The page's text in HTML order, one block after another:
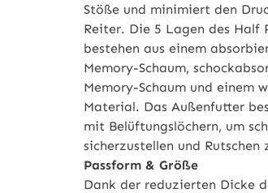
Stöße und minimiert den
Reiter. Die 5 Lagen des Half
bestehen aus einem
Memory-Schaum,
Memory-Schaum und einem
Material. Das Außenfutter
mit Belüftungslöchern, um
sicherzustellen und Rutschen
Passform & Größe
Dank der reduzierten Dicke